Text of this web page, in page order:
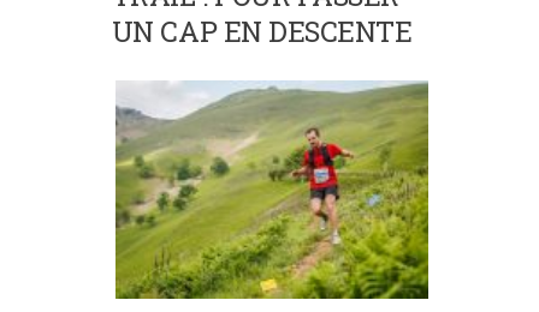
UN CAP EN DESCENTE